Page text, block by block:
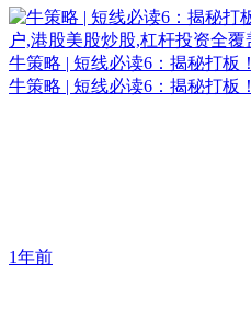
牛策略 | 短线必读6：揭秘打板！
牛策略 | 短线必读6：揭秘打板！
1年前